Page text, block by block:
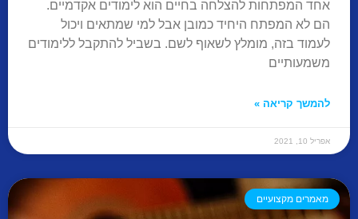
אחד המפתחות להצלחה בחיים הוא לימודים אקדמיים.
הם לא המפתח היחיד כמובן אבל למי שמתאים ויכול
לעמוד בזה, מומלץ לשאוף לשם. בשביל להתקבל ללימודים
משמעותיים
להמשך קריאה »
אפריל 10, 2021
מאמרים מקצועיים